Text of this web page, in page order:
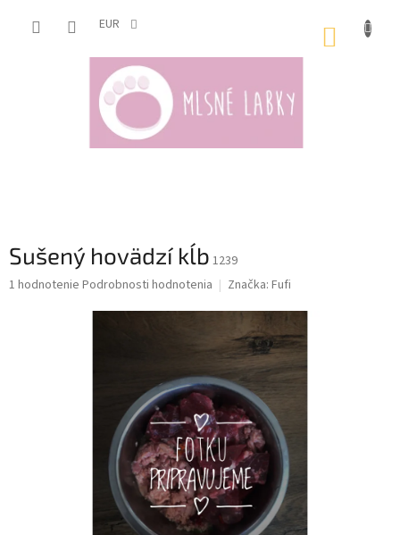
EUR
Sušený hovädzí kĺb 1239
Priemerné
1 hodnotenie Podrobnosti hodnotenia Značka: Fufi